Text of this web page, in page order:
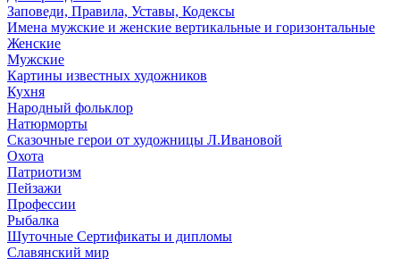
Заповеди, Правила, Уставы, Кодексы
Имена мужские и женские вертикальные и горизонтальные
Женские
Мужские
Картины известных художников
Кухня
Народный фольклор
Натюрморты
Сказочные герои от художницы Л.Ивановой
Охота
Патриотизм
Пейзажи
Профессии
Рыбалка
Шуточные Сертификаты и дипломы
Славянский мир